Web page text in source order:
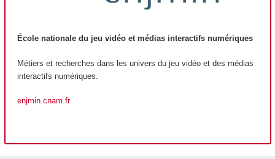
École nationale du jeu vidéo et médias interactifs numériques
Métiers et recherches dans les univers du jeu vidéo et des médias
interactifs numériques.
enjmin.cnam.fr